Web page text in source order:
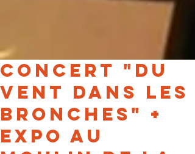
Concert "Du
Vent dans les
Bronches" +
Expo au